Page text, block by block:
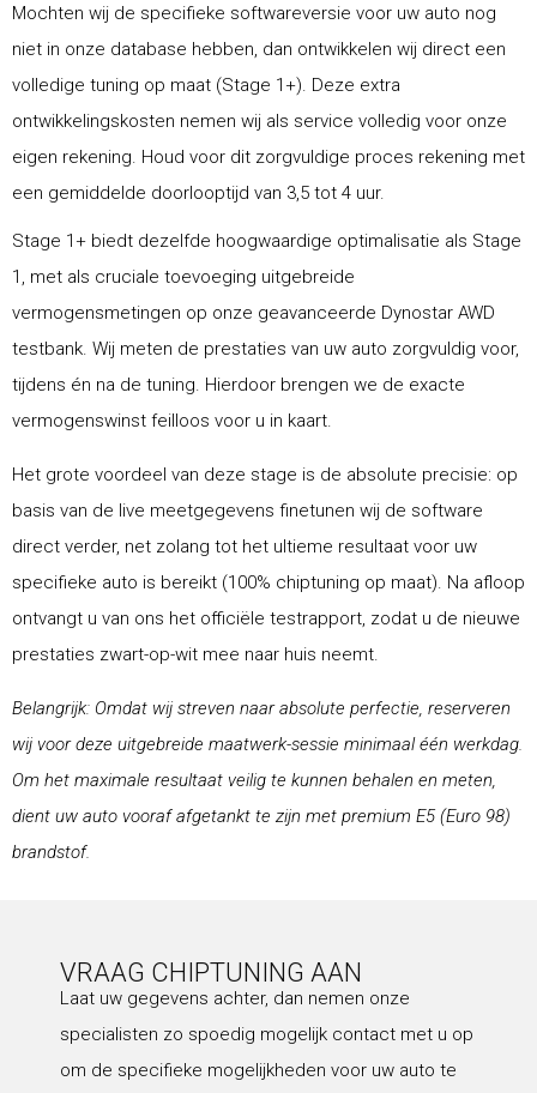
Mochten wij de specifieke softwareversie voor uw auto nog
niet in onze database hebben, dan ontwikkelen wij direct een
volledige tuning op maat (Stage 1+). Deze extra
ontwikkelingskosten nemen wij als service volledig voor onze
eigen rekening. Houd voor dit zorgvuldige proces rekening met
een gemiddelde doorlooptijd van 3,5 tot 4 uur.
Stage 1+ biedt dezelfde hoogwaardige optimalisatie als Stage
1, met als cruciale toevoeging uitgebreide
vermogensmetingen op onze geavanceerde Dynostar AWD
testbank. Wij meten de prestaties van uw auto zorgvuldig voor,
tijdens én na de tuning. Hierdoor brengen we de exacte
vermogenswinst feilloos voor u in kaart.
Het grote voordeel van deze stage is de absolute precisie: op
basis van de live meetgegevens finetunen wij de software
direct verder, net zolang tot het ultieme resultaat voor uw
specifieke auto is bereikt (100% chiptuning op maat). Na afloop
ontvangt u van ons het officiële testrapport, zodat u de nieuwe
prestaties zwart-op-wit mee naar huis neemt.
Belangrijk: Omdat wij streven naar absolute perfectie, reserveren
wij voor deze uitgebreide maatwerk-sessie minimaal één werkdag.
Om het maximale resultaat veilig te kunnen behalen en meten,
dient uw auto vooraf afgetankt te zijn met premium E5 (Euro 98)
brandstof.
VRAAG CHIPTUNING AAN
Laat uw gegevens achter, dan nemen onze
specialisten zo spoedig mogelijk contact met u op
om de specifieke mogelijkheden voor uw auto te